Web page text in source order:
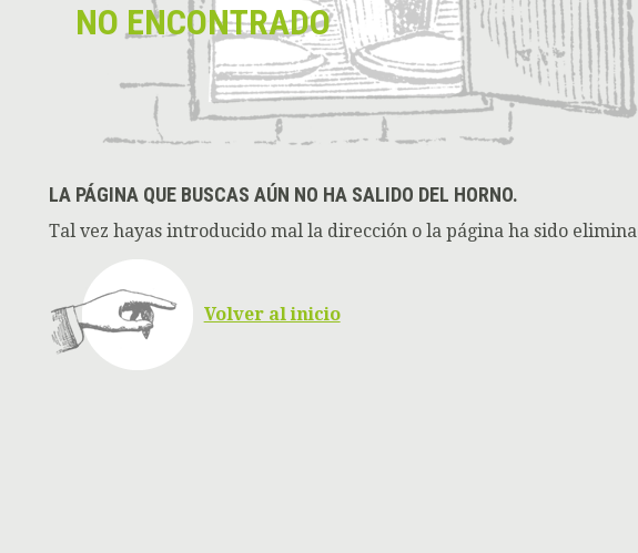
NO ENCONTRADO
LA PÁGINA QUE BUSCAS AÚN NO HA SALIDO DEL HORNO.
Tal vez hayas introducido mal la dirección o la página ha sido
Volver al inicio